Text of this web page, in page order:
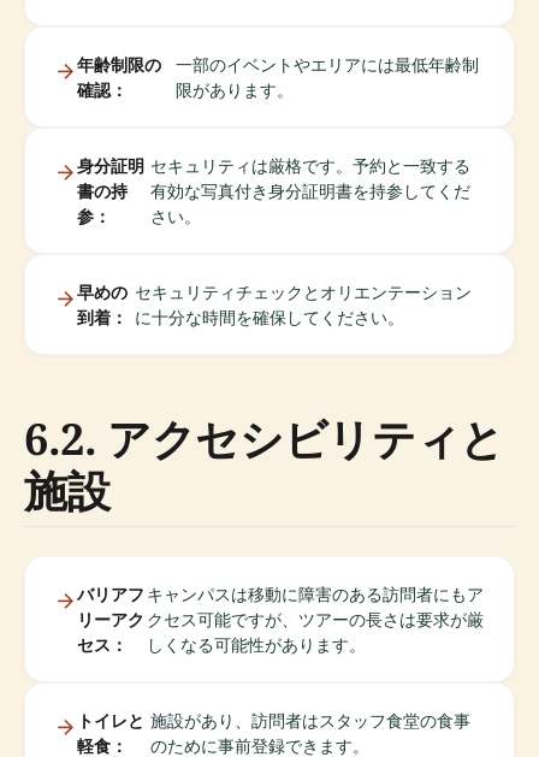
年齢制限の
確認：
一部のイベントやエリアには最低年齢制
限があります。
身分証明
書の持
参：
セキュリティは厳格です。予約と一致する
有効な写真付き身分証明書を持参してくだ
さい。
早めの
到着：
セキュリティチェックとオリエンテーション
に十分な時間を確保してください。
6.2. アクセシビリティと
施設
バリアフ
リーアク
セス：
キャンパスは移動に障害のある訪問者にもア
クセス可能ですが、ツアーの長さは要求が厳
しくなる可能性があります。
トイレと
軽食：
施設があり、訪問者はスタッフ食堂の食事
のために事前登録できます。